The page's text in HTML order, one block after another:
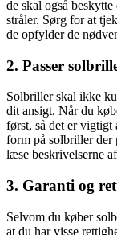
de skal også
stråler. Sørg for at
de opfylder de
2. Passer
Solbriller skal ikke
dit ansigt. Når du
først, så det er
form på solbriller der
læse beskrivelserne
3. Garanti og
Selvom du køber
at du har visse